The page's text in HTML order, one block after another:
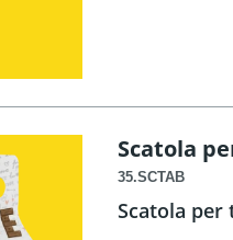
Scatola
35.SCTAB
Scatola per